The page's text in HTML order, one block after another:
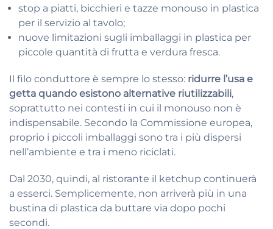
stop a piatti, bicchieri e tazze monouso in plastica
per il servizio al tavolo;
nuove limitazioni sugli imballaggi in plastica per
piccole quantità di frutta e verdura fresca.
Il filo conduttore è sempre lo stesso: ridurre l’usa e
getta quando esistono alternative riutilizzabili,
soprattutto nei contesti in cui il monouso non è
indispensabile. Secondo la Commissione europea,
proprio i piccoli imballaggi sono tra i più dispersi
nell’ambiente e tra i meno riciclati.
Dal 2030, quindi, al ristorante il ketchup continuerà
a esserci. Semplicemente, non arriverà più in una
bustina di plastica da buttare via dopo pochi
secondi.